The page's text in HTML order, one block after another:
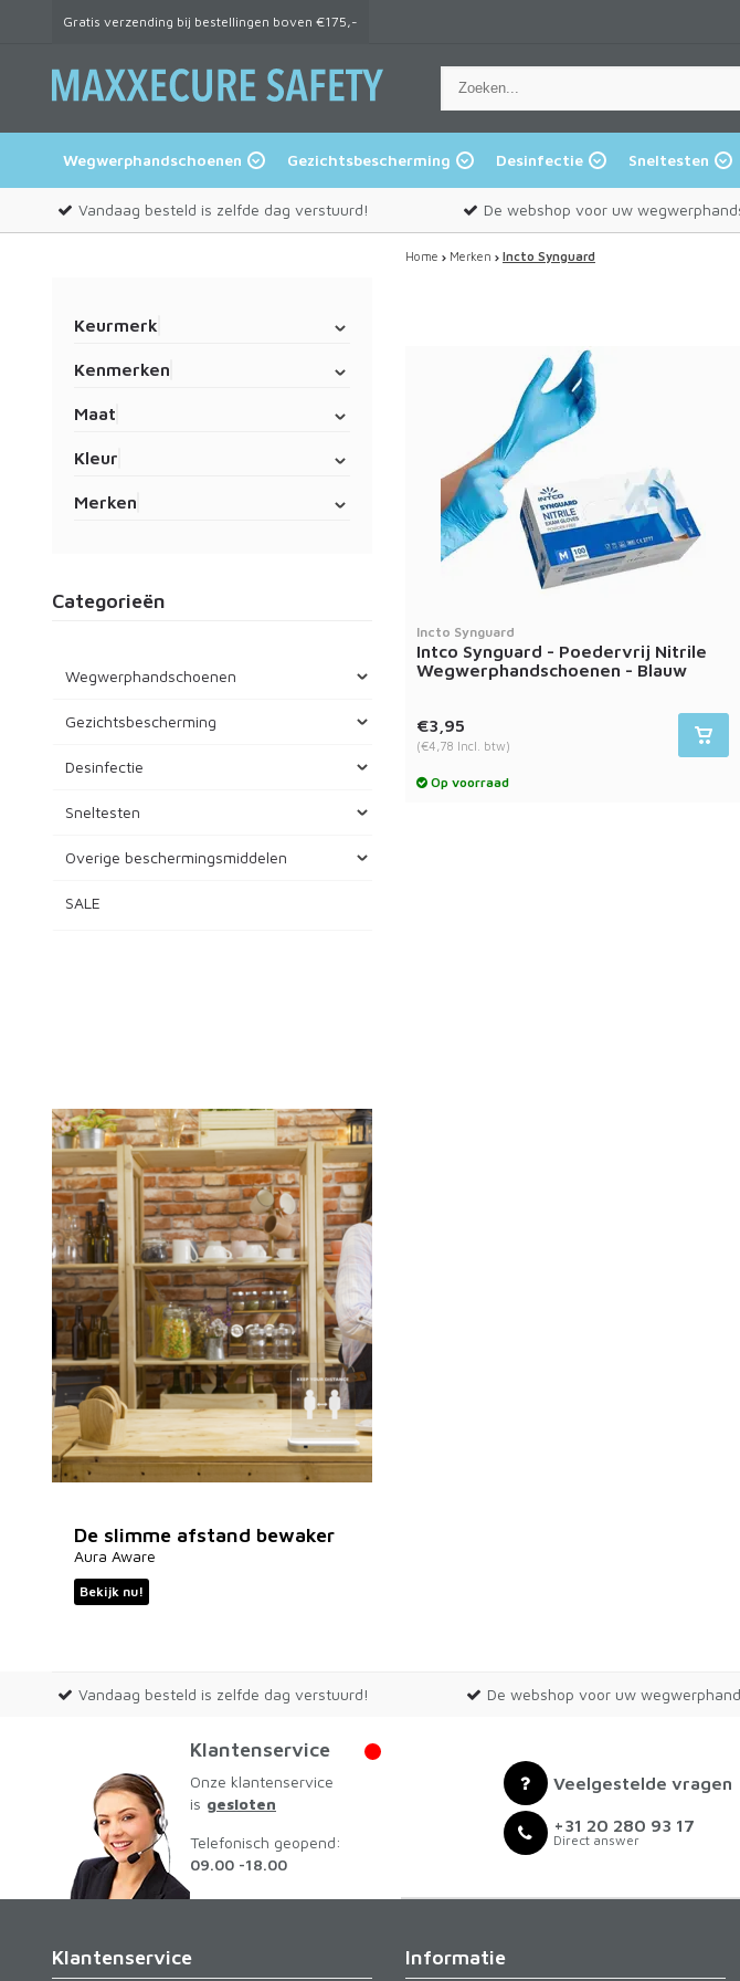
Gratis verzending bij bestellingen boven €175,-
Wegwerphandschoenen Gezichtsbescherming Desinfectie Sneltesten
Vandaag besteld is zelfde dag verstuurd! De webshop voor uw
Keurmerk
Kenmerken
Maat
Kleur
Merken
Categorieën
Wegwerphandschoenen
Gezichtsbescherming
Desinfectie
Sneltesten
Overige beschermingsmiddelen
SALE
De slimme afstand bewaker
Aura Aware
Bekijk nu!
Home Merken Incto Synguard
Incto Synguard
Intco Synguard - Poedervrij Nitrile
Wegwerphandschoenen - Blauw
€3,95
(€4,78 Incl. btw)
Op voorraad
Vandaag besteld is zelfde dag verstuurd! De webshop voor uw
Klantenservice
Onze klantenservice
is gesloten
Telefonisch geopend:
09.00 -18.00
Veelgestelde vragen
+31 20 280 93 17
Direct answer
Klantenservice Informatie